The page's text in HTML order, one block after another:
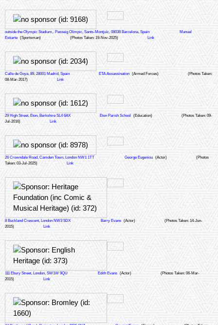
outside the Olympic Stadium,. Passeig Olímpic, Sants-Montjuïc, 08038 Barcelona, Spain
Manuel
Estiarte (Sportsman) (Photos Taken: 19-Nov-2025) Link
Calle de Goya, 89, 28001 Madrid, Spain ETA Assassination (Armed Forces)
(Photos Taken:
08-Mar-2017)
Link
29 High Street, Eton, Berkshire SL4 6AX Eton Parish School (Education)
(Photos Taken: 09-
Jul-2016)
Link
26 Crowndale Road, Camden Town, London NW1 1TT George Eugeniou (Actor)
(Photos
Taken: 03-Jul-2025)
Link
8 Buckland Crescent, London NW3 5DX Barry Evans (Actor)
(Photos Taken: 14-Jun-
2015)
Link
111 Ebury Street, London, SW1W 9QU Edith Evans (Actor)
(Photos Taken: 06-Mar-
2015)
Link